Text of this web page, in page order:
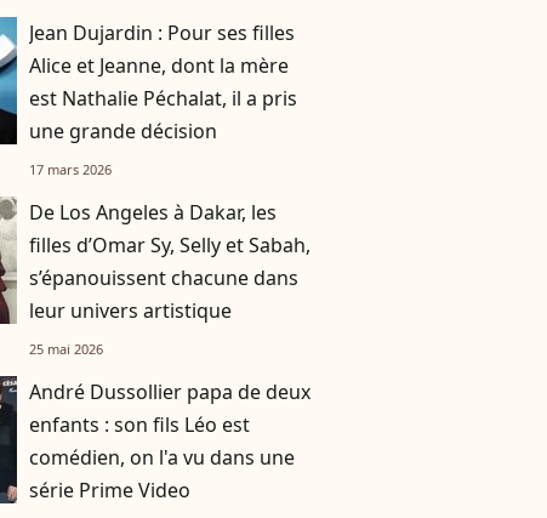
Jean Dujardin : Pour ses filles
Alice et Jeanne, dont la mère
est Nathalie Péchalat, il a pris
une grande décision
17 mars 2026
De Los Angeles à Dakar, les
filles d’Omar Sy, Selly et Sabah,
s’épanouissent chacune dans
leur univers artistique
25 mai 2026
André Dussollier papa de deux
enfants : son fils Léo est
comédien, on l'a vu dans une
série Prime Video